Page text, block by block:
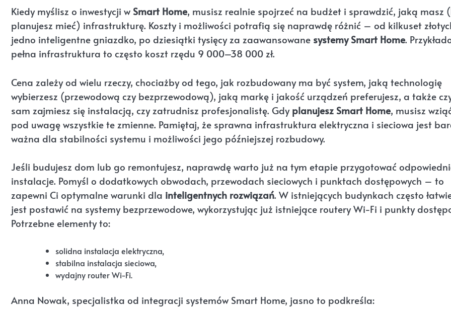
Kiedy myślisz o inwestycji w Smart Home, musisz realnie spojrzeć na budżet i sprawdzić, jaką masz
planujesz mieć) infrastrukturę. Koszty i możliwości potrafią się naprawdę różnić – od kilkuset
jedno inteligentne gniazdko, po dziesiątki tysięcy za zaawansowane systemy Smart Home.
pełna infrastruktura to często koszt rzędu 9 000–38 000 zł.
Cena zależy od wielu rzeczy, chociażby od tego, jak rozbudowany ma być system, jaką technologię
wybierzesz (przewodową czy bezprzewodową), jaką markę i jakość urządzeń preferujesz, a także
sam zajmiesz się instalacją, czy zatrudnisz profesjonalistę. Gdyplanujesz Smart Home, musisz
pod uwagę wszystkie te zmienne. Pamiętaj, że sprawna infrastruktura elektryczna i sieciowa jest
ważna dla stabilności systemu i możliwości jego późniejszej rozbudowy.
Jeśli budujesz dom lub go remontujesz, naprawdę warto już na tym etapie przygotować
instalacje. Pomyśl o dodatkowych obwodach, przewodach sieciowych i punktach dostępowych – to
zapewni Ci optymalne warunki dla inteligentnych rozwiązań. W istniejących budynkach często
jest postawić na systemy bezprzewodowe, wykorzystując już istniejące routery Wi-Fi i punkty
Potrzebne elementy to:
solidna instalacja elektryczna,
stabilna instalacja sieciowa,
wydajny router Wi-Fi.
Anna Nowak, specjalistka od integracji systemów Smart Home, jasno to podkreśla: